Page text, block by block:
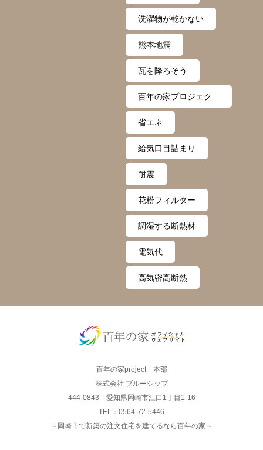
洗濯物が乾かない
熊本地震
瓦を降ろそう
百年の家プロジェク
ト
省エネ
給気口目詰まり
耐震
花粉フィルター
調湿する断熱材
電気代
高気密高断熱
百年の家project 本部
株式会社 ブルーシップ
444-0843 愛知県岡崎市江口1丁目1-16
TEL：0564-72-5446
～岡崎市で新築の注文住宅を建てるなら百年の家～